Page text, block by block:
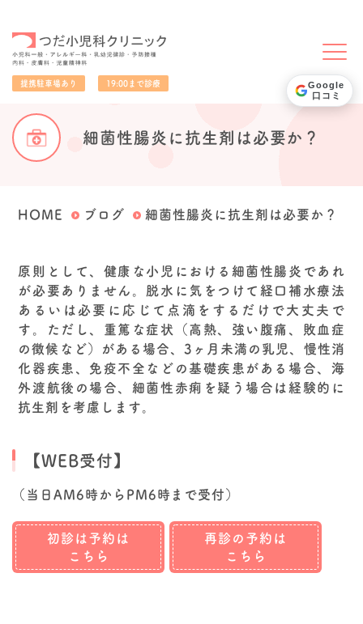
提携駐車場あり 19:00まで診療
細菌性腸炎に抗生剤は必要か？
HOME ブログ 細菌性腸炎に抗生剤は必要か？
原則として、健康な小児における細菌性腸炎であれ
が必要ありません。脱水に気をつけて経口補水療法
あるいは必要に応じて点滴をするだけで大丈夫で
す。ただし、重篤な症状（高熱、強い腹痛、敗血症
の徴候など）がある場合、3ヶ月未満の乳児、慢性消
化器疾患、免疫不全などの基礎疾患がある場合、海
外渡航後の場合、細菌性赤痢を疑う場合は経験的に
抗生剤を考慮します。
【WEB受付】
（当日AM6時からPM6時まで受付）
初診は予約は
こちら
再診の予約は
こちら
Google
口コミ